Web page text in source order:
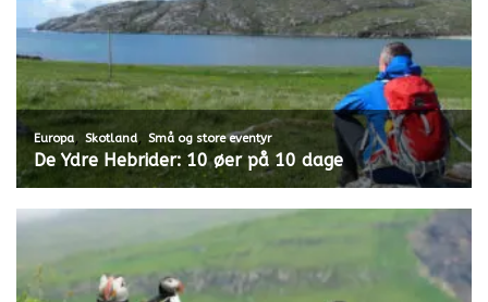
Europa, Skotland, Små og store eventyr
De Ydre Hebrider: 10 øer på 10 dage